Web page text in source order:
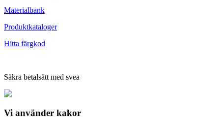
Materialbank
Produktkataloger
Hitta färgkod
Säkra betalsätt med svea
Vi använder kakor